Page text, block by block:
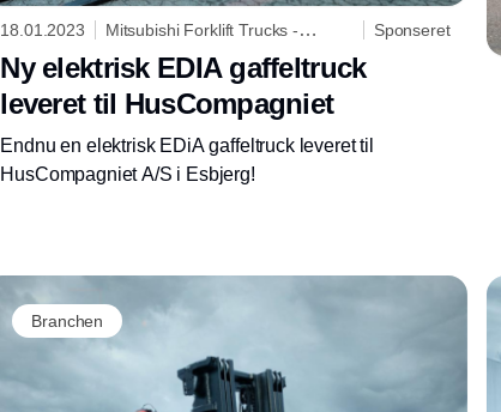
18.01.2023
Mitsubishi Forklift Trucks -
Sponseret
Ny elektrisk EDIA gaffeltruck
leveret til HusCompagniet
Endnu en elektrisk EDiA gaffeltruck leveret til
HusCompagniet A/S i Esbjerg!
Branchen